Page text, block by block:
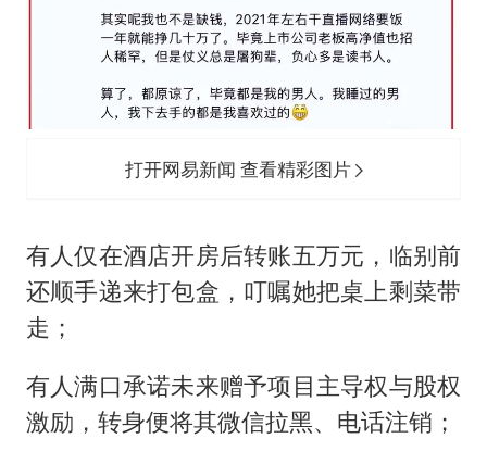
打开网易新闻 查看精彩图片
有人仅在酒店开房后转账五万元，临别前
还顺手递来打包盒，叮嘱她把桌上剩菜带
走；
有人满口承诺未来赠予项目主导权与股权
激励，转身便将其微信拉黑、电话注销；